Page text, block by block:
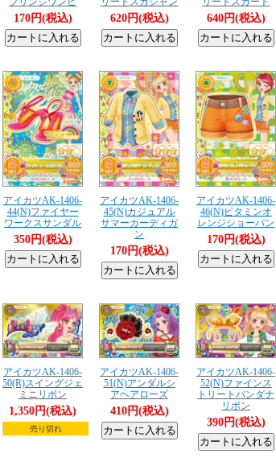
170円(税込) 620円(税込) 640円(税込)
アイカツAK-1406-
44(N)ファイヤー
ワークスサンダル
350円(税込)
アイカツAK-1406-
45(N)カジュアル
サマーカーディガ
ン
170円(税込)
アイカツAK-1406-
46(N)ビタミンオ
レンジショーパン
170円(税込)
アイカツAK-1406-
50(R)スイングジェ
ミニリボン
1,350円(税込)
売り切れ
アイカツAK-1406-
51(N)アンダルシ
アヘアローズ
410円(税込)
アイカツAK-1406-
52(N)ファインス
トリートバンダナ
リボン
390円(税込)